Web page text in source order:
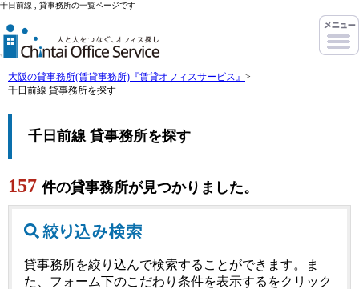
千日前線 , 貸事務所の一覧ページです
大阪の貸事務所(賃貸事務所)『賃貸オフィスサービス』 >
千日前線 貸事務所を探す
千日前線 貸事務所を探す
157 件の貸事務所が見つかりました。
貸事務所を絞り込んで検索することができます。ま
た、フォーム下のこだわり条件を表示するをクリック